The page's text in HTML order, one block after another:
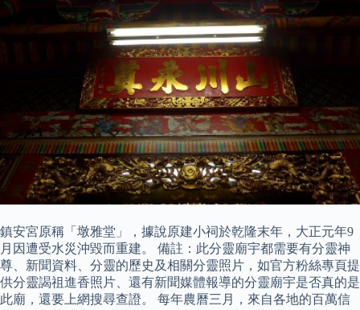
鎮安宮原稱「墩雅堂」，據說原建小祠於乾隆末年，大正元年9
月因遭受水災沖毀而重建。 備註：此分靈廟宇都需要有分靈神
尊、新聞資料、分靈的歷史及相關分靈照片，如官方粉絲專頁提
供分靈謁祖進香照片、還有新聞媒體報導的分靈廟宇是否真的是
此廟，還要上網搜尋查證。 每年農曆三月，來自各地的百萬信